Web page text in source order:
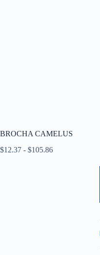
BROCHA CAMELUS
$12.37 - $105.86Rango